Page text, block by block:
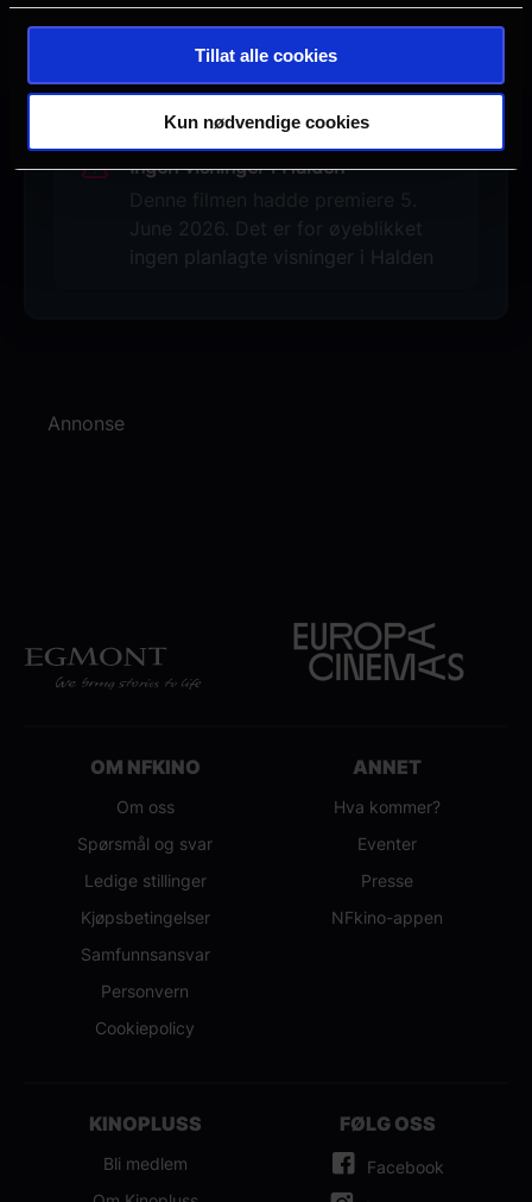
Tillat alle cookies
Kun nødvendige cookies
Ingen visninger i Halden
June 2026. Det er for øyeblikket
ingen planlagte visninger i Halden
Annonse
OM NFKINO
Om oss
Spørsmål og svar
Ledige stillinger
Kjøpsbetingelser
Samfunnsansvar
Personvern
Cookiepolicy
ANNET
Hva kommer?
Eventer
Presse
NFkino-appen
KINOPLUSS
Bli medlem
FØLG OSS
Facebook